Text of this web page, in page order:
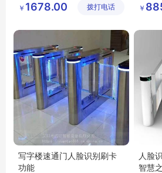
有限公司
￥ 1678.00 拨打电话
电子填
￥
写字楼速通门人脸识别刷卡
功能
人脸
智慧